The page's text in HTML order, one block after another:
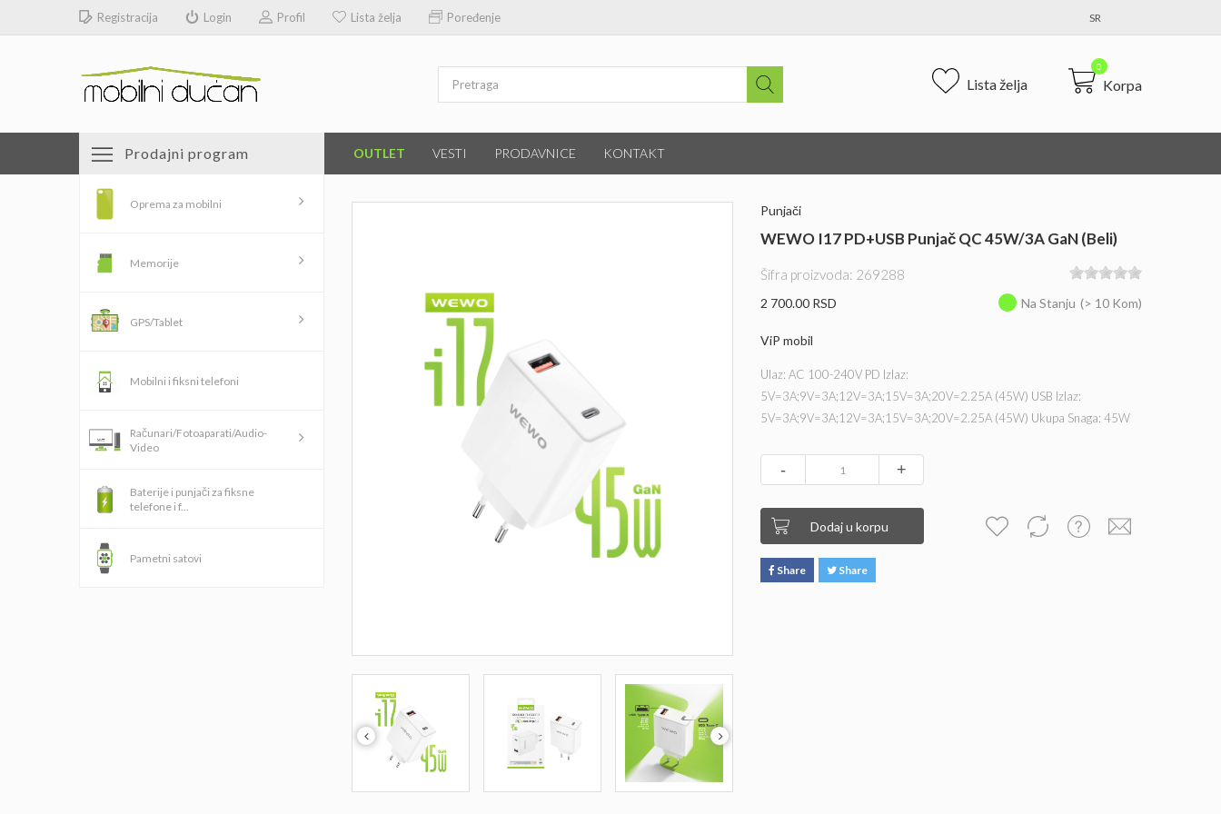
Registracija Login Profil Lista želja Poređenje SR
Korpa
0
Lista želja
Prodajni program OUTLET VESTI PRODAVNICE KONTAKT
Oprema za mobilni
Memorije
GPS/Tablet
Mobilni i fiksni telefoni
Računari/Fotoaparati/Audio-
Video
Baterije i punjači za fiksne
telefone i f...
Pametni satovi
Punjači
WEWO I17 PD+USB Punjač QC 45W/3A GaN (beli)
Šifra proizvoda: 269288
2 700.00 RSD Na Stanju (> 10 Kom)
ViP mobil
Ulaz: AC 100-240V PD Izlaz:
5V=3A;9V=3A;12V=3A;15V=3A;20V=2.25A (45W) USB Izlaz:
5V=3A;9V=3A;12V=3A;15V=3A;20V=2.25A (45W) Ukupa Snaga: 45W
- +
Dodaj u korpu
Share Share